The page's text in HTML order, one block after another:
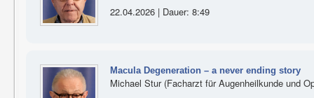
22.04.2026 | Dauer: 8:49
Macula Degeneration – a never ending story
Michael Stur (Facharzt für Augenheilkunde und